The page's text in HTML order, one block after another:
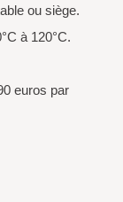
ou siège.
à 120°C.
euros par